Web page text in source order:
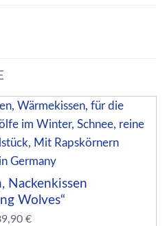
Nackenkissen
Wolves“
€